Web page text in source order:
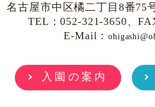
名古屋市中区橘二丁目8番75
TEL：052-321-3650、
E-Mail：
入園の案内